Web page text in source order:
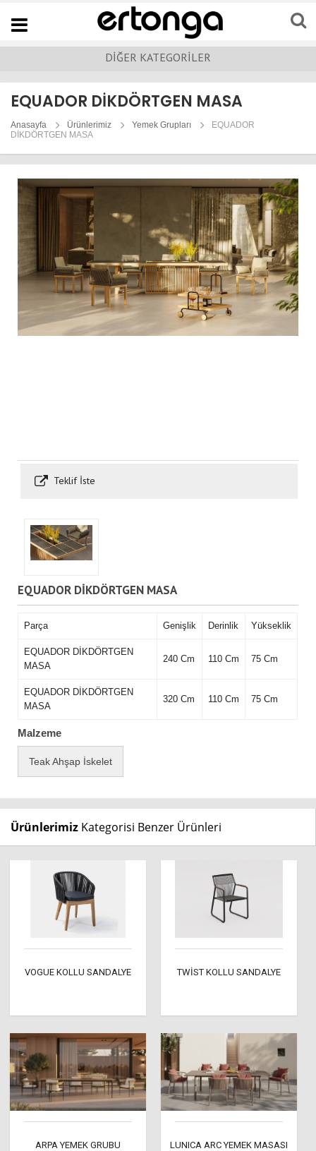
Navigation
DİĞER KATEGORİLER
EQUADOR DİKDÖRTGEN MASA
Anasayfa Ürünlerimiz Yemek Grupları
EQUADOR
DİKDÖRTGEN MASA
Teklif İste
EQUADOR DİKDÖRTGEN MASA
Parça Genişlik Derinlik Yükseklik
EQUADOR DİKDÖRTGEN
MASA
240 Cm 110 Cm 75 Cm
EQUADOR DİKDÖRTGEN
MASA
320 Cm 110 Cm 75 Cm
Malzeme
Teak Ahşap İskelet
Ürünlerimiz Kategorisi Benzer Ürünleri
VOGUE KOLLU SANDALYE TWİST KOLLU SANDALYE
ARPA YEMEK GRUBU LUNICA ARC YEMEK MASASI